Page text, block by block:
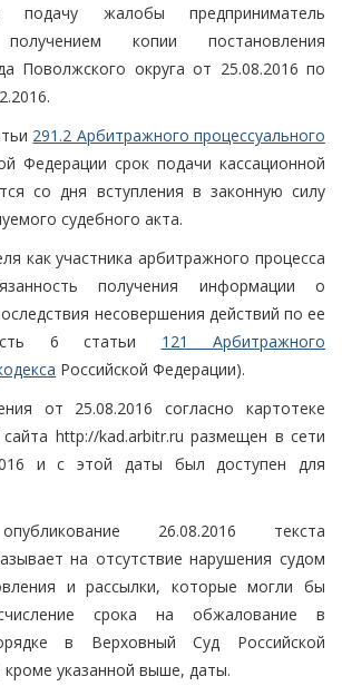
подачу жалобы предприниматель
копии постановления
Поволжского округа от 25.08.2016 по
291.2 Арбитражного процессуального
Федерации срок подачи кассационной
со дня вступления в законную силу
судебного акта.
как участника арбитражного процесса
получения информации о
несовершения действий по ее
6 статьи 121 Арбитражного
Российской Федерации).
от 25.08.2016 согласно картотеке
http://kad.arbitr.ru размещен в сети
и с этой даты был доступен для
26.08.2016 текста
на отсутствие нарушения судом
и рассылки, которые могли бы
срока на обжалование в
в Верховный Суд Российской
указанной выше, даты.